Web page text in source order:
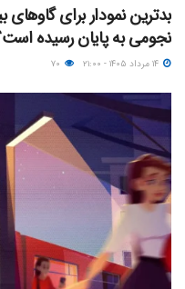
بدترین نمودار برای
نجومی به پایان رسیده